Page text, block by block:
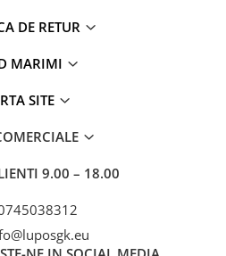
DE RETUR
MARIMI
SITE
9.00 – 18.00